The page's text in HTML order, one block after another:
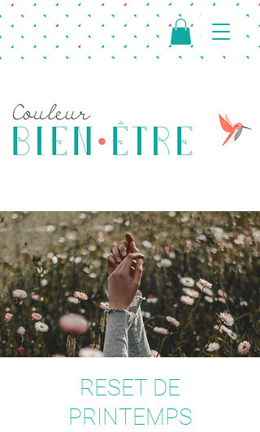
RESET DE
PRINTEMPS